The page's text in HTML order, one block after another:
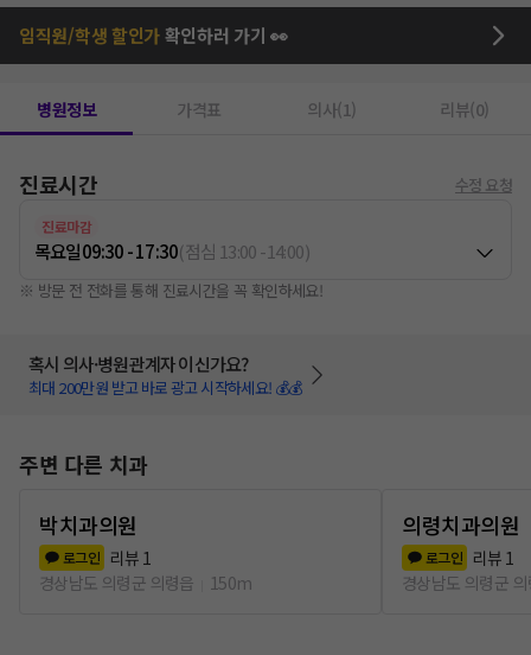
임직원/학생 할인가확인하러 가기 👀
병원정보 가격표 의사(1) 리뷰(0)
진료시간 수정 요청
진료마감
목요일09:30 - 17:30(점심 13:00-14:00)
※ 방문 전 전화를 통해 진료시간을 꼭 확인하세요!
혹시 의사·병원관계자 이신가요?
최대 200만원 받고 바로 광고 시작하세요! 💰💰
주변 다른 치과
박치과의원
로그인 리뷰 1
경상남도 의령군 의령읍
150m
의령치과의원
로그인 리뷰 1
경상남도 의령군